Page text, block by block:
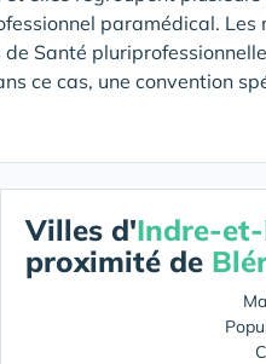
paramédical. Les
Santé
ce cas, une convention
Villes d'Indre-
proximité de